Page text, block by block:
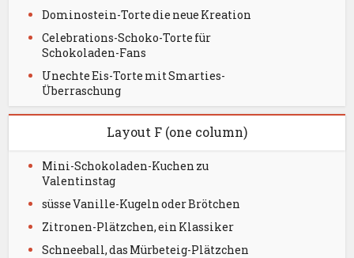
Dominostein-Torte die neue Kreation
Celebrations-Schoko-Torte für
Schokoladen-Fans
Unechte Eis-Torte mit Smarties-
Überraschung
Layout F (one column)
Mini-Schokoladen-Kuchen zu
Valentinstag
süsse Vanille-Kugeln oder Brötchen
Zitronen-Plätzchen, ein Klassiker
Schneeball, das Mürbeteig-Plätzchen